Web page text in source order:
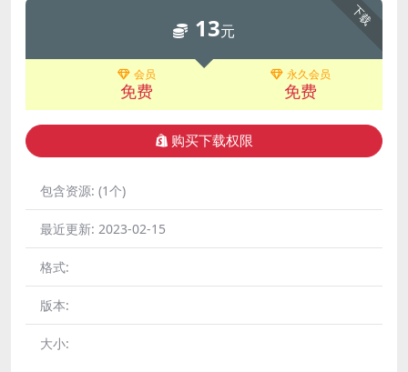
下载
13元
会员
免费
永久会员
免费
购买下载权限
包含资源: (1个)
最近更新: 2023-02-15
格式:
版本:
大小: